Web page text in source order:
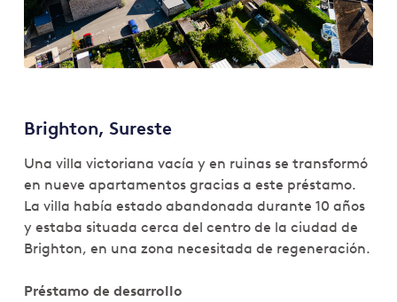
Brighton, Sureste
Una villa victoriana vacía y en ruinas se transformó
en nueve apartamentos gracias a este préstamo.
La villa había estado abandonada durante 10 años
y estaba situada cerca del centro de la ciudad de
Brighton, en una zona necesitada de regeneración.
Préstamo de desarrollo